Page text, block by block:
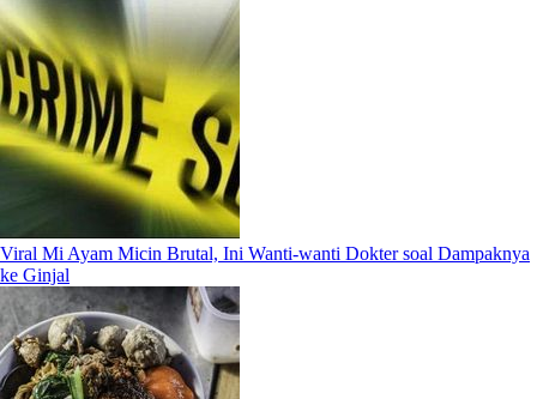
Viral Mi Ayam Micin Brutal, Ini Wanti-wanti Dokter soal Dampaknya
ke Ginjal